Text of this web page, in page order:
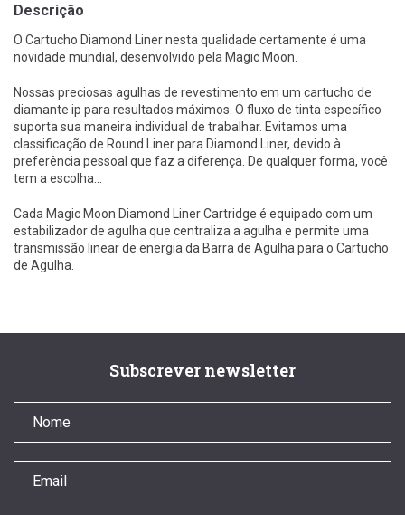
Descrição
O Cartucho Diamond Liner nesta qualidade certamente é uma
novidade mundial, desenvolvido pela Magic Moon.
Nossas preciosas agulhas de revestimento em um cartucho de
diamante ip para resultados máximos. O fluxo de tinta específico
suporta sua maneira individual de trabalhar. Evitamos uma
classificação de Round Liner para Diamond Liner, devido à
preferência pessoal que faz a diferença. De qualquer forma, você
tem a escolha...
Cada Magic Moon Diamond Liner Cartridge é equipado com um
estabilizador de agulha que centraliza a agulha e permite uma
transmissão linear de energia da Barra de Agulha para o Cartucho
de Agulha.
Subscrever newsletter